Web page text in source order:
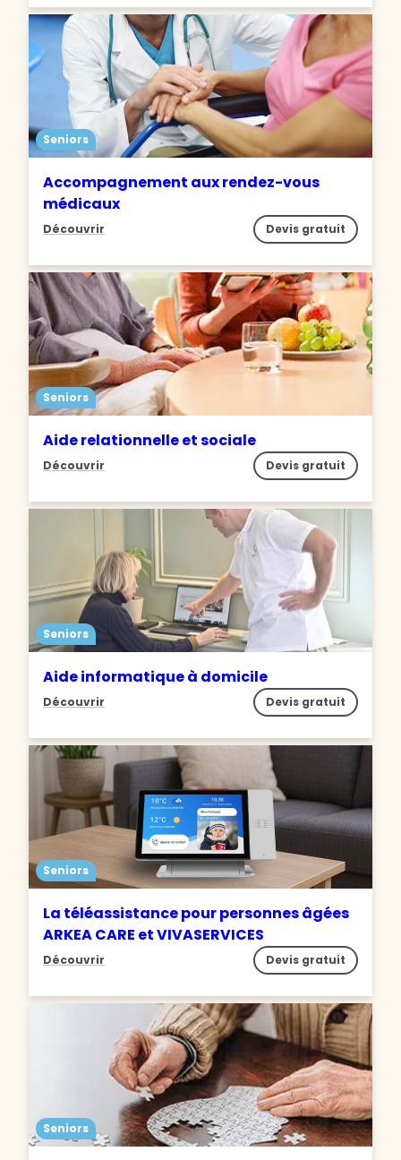
Seniors
Accompagnement aux rendez-vous
médicaux
Découvrir Devis gratuit
Seniors
Aide relationnelle et sociale
Découvrir Devis gratuit
Seniors
Aide informatique à domicile
Découvrir Devis gratuit
Seniors
La téléassistance pour personnes âgées
ARKEA CARE et VIVASERVICES
Découvrir Devis gratuit
Seniors